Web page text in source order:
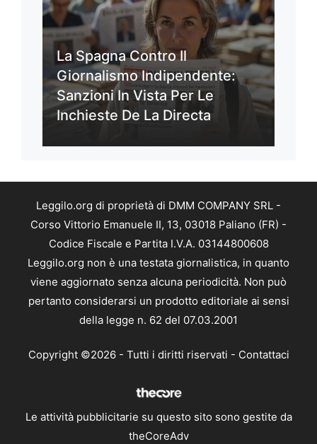
La Spagna Contro Il
Giornalismo Indipendente:
Sanzioni In Vista Per Le
Inchieste De La Directa
Leggilo.org di proprietà di DMM COMPANY SRL -
Corso Vittorio Emanuele II, 13, 03018 Paliano (FR) -
Codice Fiscale e Partita I.V.A. 03144800608
Leggilo.org non è una testata giornalistica, in quanto
viene aggiornato senza alcuna periodicità. Non può
pertanto considerarsi un prodotto editoriale ai sensi
della legge n. 62 del 07.03.2001
Copyright ©2026 - Tutti i diritti riservati - Contattaci
Le attività pubblicitarie su questo sito sono gestite da
theCoreAdv